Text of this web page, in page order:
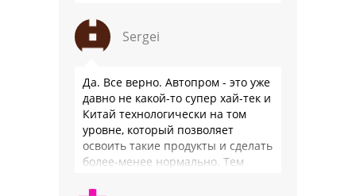
Sergei
Да. Все верно. Автопром - это уже
давно не какой-то супер хай-тек и
Китай технологически на том
уровне, который позволяет
освоить такие продукты и сделать
более-менее нормально. Тем